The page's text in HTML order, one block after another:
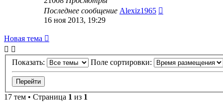
Последнее сообщение Alexiz1965
16 ноя 2013, 19:29
Новая тема
Показать: Поле сортировки:
17 тем • Страница 1 из 1